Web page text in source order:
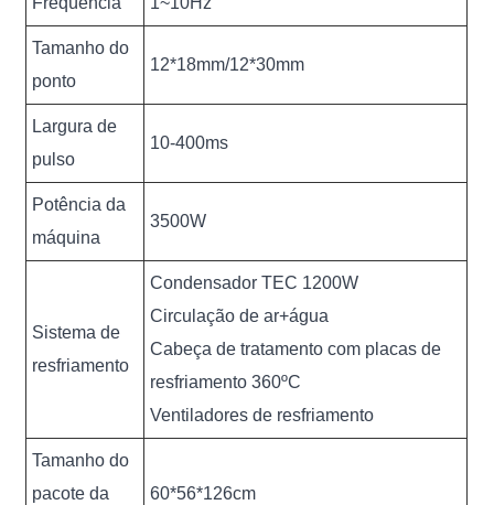
Tamanho do
ponto
12*18mm/12*30mm
Largura de
pulso
10-400ms
Potência da
máquina
3500W
Sistema de
resfriamento
Condensador TEC 1200W
Circulação de ar+água
Cabeça de tratamento com placas de
resfriamento 360ºC
Ventiladores de resfriamento
Tamanho do
pacote da
60*56*126cm